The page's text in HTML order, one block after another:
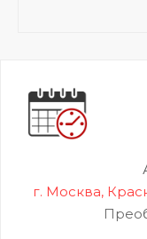
г. Москва,